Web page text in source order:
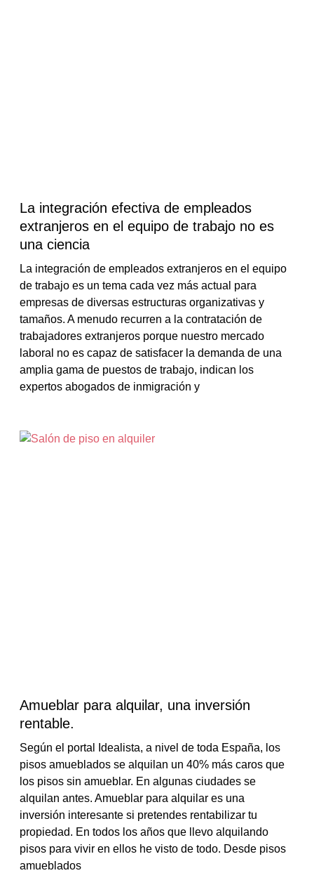
La integración efectiva de empleados
extranjeros en el equipo de trabajo no es
una ciencia
La integración de empleados extranjeros en el equipo
de trabajo es un tema cada vez más actual para
empresas de diversas estructuras organizativas y
tamaños. A menudo recurren a la contratación de
trabajadores extranjeros porque nuestro mercado
laboral no es capaz de satisfacer la demanda de una
amplia gama de puestos de trabajo, indican los
expertos abogados de inmigración y
Amueblar para alquilar, una inversión
rentable.
Según el portal Idealista, a nivel de toda España, los
pisos amueblados se alquilan un 40% más caros que
los pisos sin amueblar. En algunas ciudades se
alquilan antes. Amueblar para alquilar es una
inversión interesante si pretendes rentabilizar tu
propiedad. En todos los años que llevo alquilando
pisos para vivir en ellos he visto de todo. Desde pisos
amueblados